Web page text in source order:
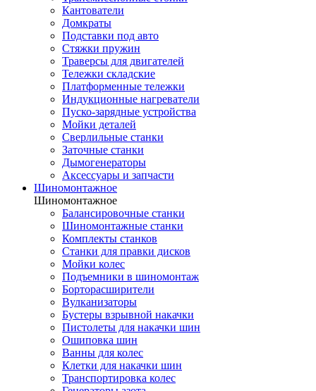
Кантователи
Домкраты
Подставки под авто
Стяжки пружин
Траверсы для двигателей
Тележки складские
Платформенные тележки
Индукционные нагреватели
Пуско-зарядные устройства
Мойки деталей
Сверлильные станки
Заточные станки
Дымогенераторы
Аксессуары и запчасти
Шиномонтажное
Шиномонтажное
Балансировочные станки
Шиномонтажные станки
Комплекты станков
Станки для правки дисков
Мойки колес
Подъемники в шиномонтаж
Борторасширители
Вулканизаторы
Бустеры взрывной накачки
Пистолеты для накачки шин
Ошиповка шин
Ванны для колес
Клетки для накачки шин
Транспортировка колес